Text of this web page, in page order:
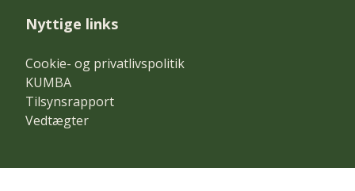
Nyttige links
Cookie- og privatlivspolitik
KUMBA
Tilsynsrapport
Vedtægter